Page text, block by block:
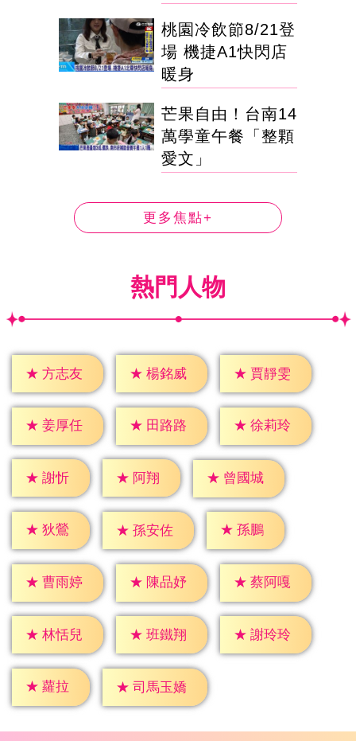
桃園冷飲節8/21登
場 機捷A1快閃店
暖身
芒果自由！台南14
萬學童午餐「整顆
愛文」
更多焦點+
熱門人物
★ 方志友 ★ 楊銘威 ★ 賈靜雯
★ 姜厚任 ★ 田路路 ★ 徐莉玲
★ 謝忻 ★ 阿翔 ★ 曾國城
★ 狄鶯 ★ 孫安佐 ★ 孫鵬
★ 曹雨婷 ★ 陳品妤 ★ 蔡阿嘎
★ 林恬兒 ★ 班鐵翔 ★ 謝玲玲
★ 蘿拉 ★ 司馬玉嬌